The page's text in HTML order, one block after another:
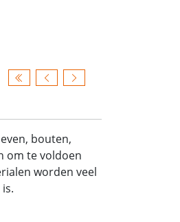
bouten,
om te voldoen
worden veel